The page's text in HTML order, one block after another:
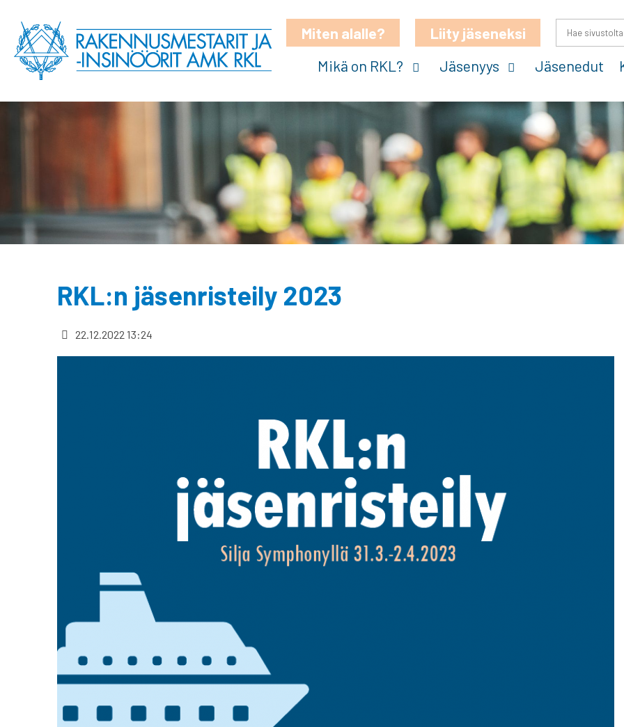
Miten alalle?
Liity jäseneksi
Mikä on RKL?
Jäsenyys Jäsenedut
RKL:n jäsenristeily 2023
22.12.2022 13:24